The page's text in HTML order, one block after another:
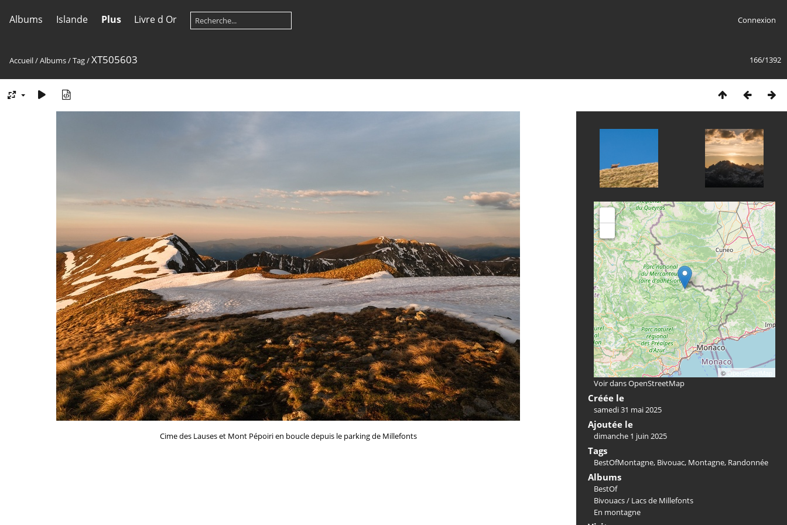
Albums Islande Plus Livre d Or Connexion
166/1392
Accueil/Albums/Tag/XT505603
Cime des Lauses et Mont Pépoiri en boucle depuis le parking de Millefonts
© OpenStreetMap
Voir dans OpenStreetMap
Créée le
samedi 31 mai 2025
Ajoutée le
dimanche 1 juin 2025
Tags
BestOfMontagne, Bivouac, Montagne, Randonnée
Albums
BestOf
Bivouacs/ Lacs de Millefonts
En montagne